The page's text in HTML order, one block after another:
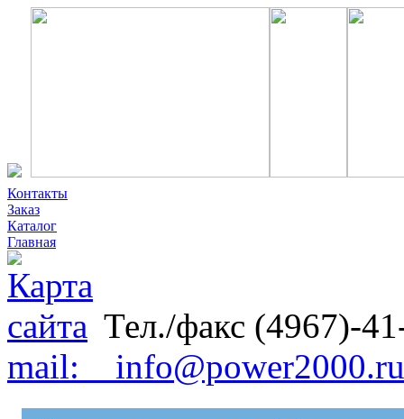
Контакты
Заказ
Каталог
Главная
Тел./факс (4967)-
mail: info@power2000.ru